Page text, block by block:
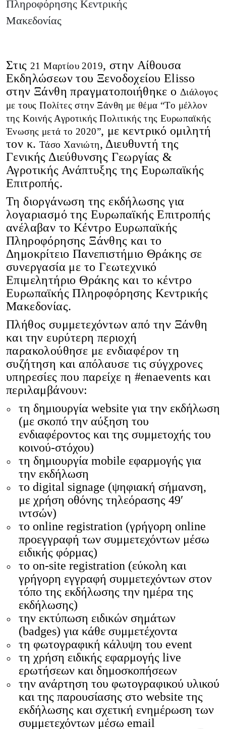
Πληροφόρησης Κεντρικής
Μακεδονίας
Στις 21 Μαρτίου 2019, στην Aίθουσα
Εκδηλώσεων του Ξενοδοχείου Elisso
στην Ξάνθη πραγματοποιήθηκε ο Διάλογος
με τους Πολίτες στην Ξάνθη με θέμα “Το μέλλον
της Κοινής Αγροτικής Πολιτικής της Ευρωπαϊκής
Ένωσης μετά το 2020”, με κεντρικό ομιλητή
τον κ. Τάσο Χανιώτη, Διευθυντή της
Γενικής Διεύθυνσης Γεωργίας &
Αγροτικής Ανάπτυξης της Ευρωπαϊκής
Επιτροπής.
Τη διοργάνωση της εκδήλωσης για
λογαριασμό της Ευρωπαϊκής Επιτροπής
ανέλαβαν το Κέντρο Ευρωπαϊκής
Πληροφόρησης Ξάνθης και το
Δημοκρίτειο Πανεπιστήμιο Θράκης σε
συνεργασία με το Γεωτεχνικό
Επιμελητήριο Θράκης και το κέντρο
Ευρωπαϊκής Πληροφόρησης Κεντρικής
Μακεδονίας.
Πλήθος συμμετεχόντων από την Ξάνθη
και την ευρύτερη περιοχή
παρακολούθησε με ενδιαφέρον τη
συζήτηση και απόλαυσε τις σύγχρονες
υπηρεσίες που παρείχε η #enaevents και
περιλαμβάνουν:
τη δημιουργία website για την εκδήλωση
(με σκοπό την αύξηση του
ενδιαφέροντος και της συμμετοχής του
κοινού-στόχου)
τη δημιουργία mobile εφαρμογής για
την εκδήλωση
το digital signage (ψηφιακή σήμανση,
με χρήση οθόνης τηλεόρασης 49′
ιντσών)
το online registration (γρήγορη online
προεγγραφή των συμμετεχόντων μέσω
ειδικής φόρμας)
το on-site registration (εύκολη και
γρήγορη εγγραφή συμμετεχόντων στον
τόπο της εκδήλωσης την ημέρα της
εκδήλωσης)
την εκτύπωση ειδικών σημάτων
(badges) για κάθε συμμετέχοντα
τη φωτογραφική κάλυψη του event
τη χρήση ειδικής εφαρμογής live
ερωτήσεων και δημοσκοπήσεων
την ανάρτηση του φωτογραφικού υλικού
και της παρουσίασης στο website της
εκδήλωσης και σχετική ενημέρωση των
συμμετεχόντων μέσω email